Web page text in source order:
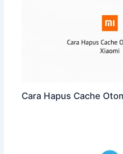
Cara Hapus Cache